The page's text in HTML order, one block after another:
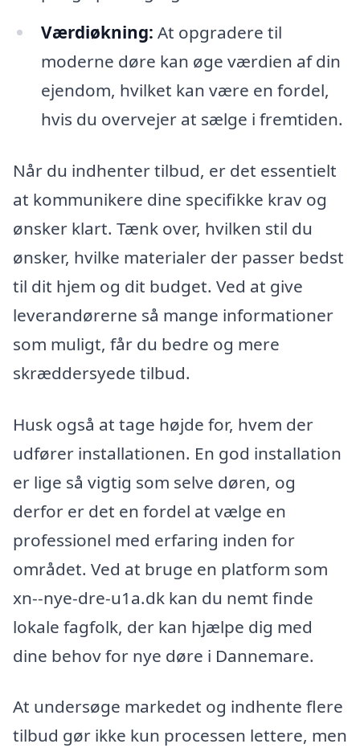
Værdiøkning: At opgradere til
moderne døre kan øge værdien af din
ejendom, hvilket kan være en fordel,
hvis du overvejer at sælge i fremtiden.
Når du indhenter tilbud, er det essentielt
at kommunikere dine specifikke krav og
ønsker klart. Tænk over, hvilken stil du
ønsker, hvilke materialer der passer bedst
til dit hjem og dit budget. Ved at give
leverandørerne så mange informationer
som muligt, får du bedre og mere
skræddersyede tilbud.
Husk også at tage højde for, hvem der
udfører installationen. En god installation
er lige så vigtig som selve døren, og
derfor er det en fordel at vælge en
professionel med erfaring inden for
området. Ved at bruge en platform som
xn--nye-dre-u1a.dk kan du nemt finde
lokale fagfolk, der kan hjælpe dig med
dine behov for nye døre i Dannemare.
At undersøge markedet og indhente flere
tilbud gør ikke kun processen lettere, men